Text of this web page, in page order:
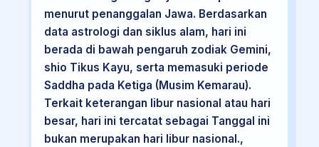
menurut penanggalan Jawa. Berdasarkan
data astrologi dan siklus alam, hari ini
berada di bawah pengaruh zodiak Gemini,
shio Tikus Kayu, serta memasuki periode
Saddha pada Ketiga (Musim Kemarau).
Terkait keterangan libur nasional atau hari
besar, hari ini tercatat sebagai Tanggal ini
bukan merupakan hari libur nasional.,